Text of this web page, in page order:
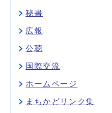
秘書
広報
公聴
国際交流
ホームページ
まちかどリンク集